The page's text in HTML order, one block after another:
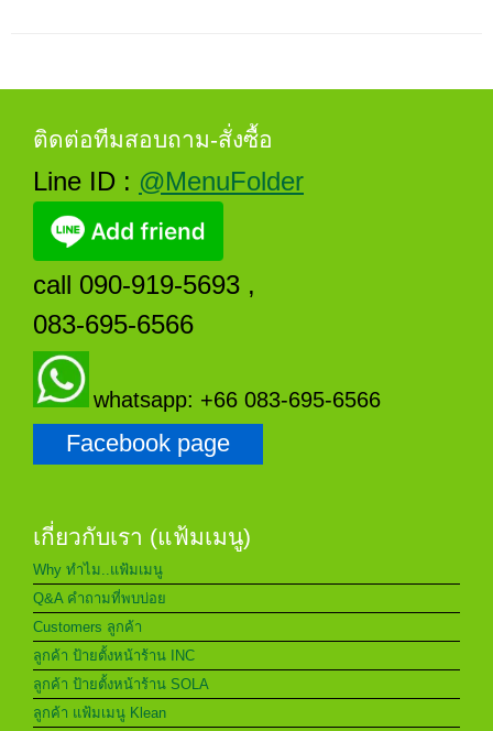
ติดต่อทีมสอบถาม-สั่งซื้อ
Line ID : @MenuFolder
call 090-919-5693 ,
083-695-6566
whatsapp: +66 083-695-6566
Facebook page
เกี่ยวกับเรา (แฟ้มเมนู)
Why ทำไม..แฟ้มเมนู
Q&A คำถามที่พบบ่อย
Customers ลูกค้า
ลูกค้า ป้ายตั้งหน้าร้าน INC
ลูกค้า ป้ายตั้งหน้าร้าน SOLA
ลูกค้า แฟ้มเมนู Klean